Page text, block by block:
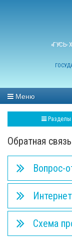
Меню
Разделы
Обратная связь
Вопрос-
Схема